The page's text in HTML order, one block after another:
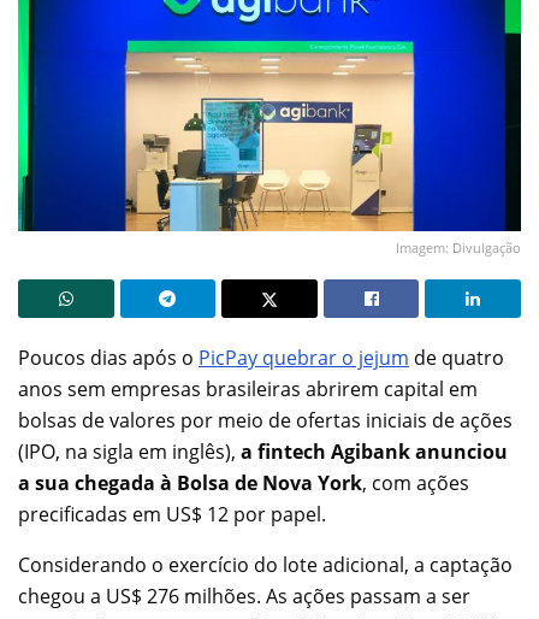
Imagem: Divulgação
Poucos dias após o PicPay quebrar o jejum de quatro
anos sem empresas brasileiras abrirem capital em
bolsas de valores por meio de ofertas iniciais de ações
(IPO, na sigla em inglês), a fintech Agibank anunciou
a sua chegada à Bolsa de Nova York, com ações
precificadas em US$ 12 por papel.
Considerando o exercício do lote adicional, a captação
chegou a US$ 276 milhões. As ações passam a ser